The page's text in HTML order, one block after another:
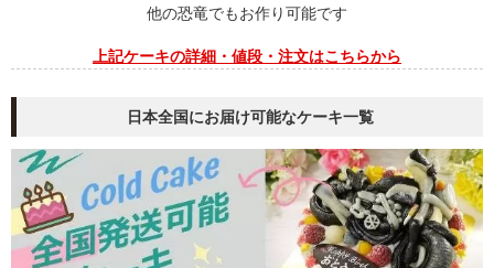
他の恐竜でもお作り可能です
上記ケーキの詳細・値段・注文はこちらから
日本全国にお届け可能なケーキ一覧